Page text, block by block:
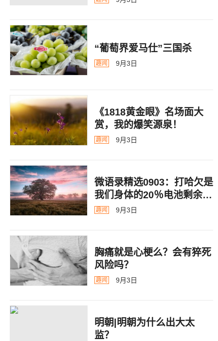
“葡萄界爱马仕”三国杀
趣闻 9月3日
《1818黄金眼》名场面大
赏，我的爆笑源泉！
趣闻 9月3日
微语录精选0903：打哈欠是
我们身体的20％电池剩余警
告
趣闻 9月3日
胸痛就是心梗么？会有猝死
风险吗？
趣闻 9月3日
明朝|明朝为什么出大太
监？ ​​​